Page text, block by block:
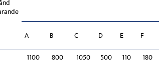
A B C D E F
1100 800 1050 500 110 180